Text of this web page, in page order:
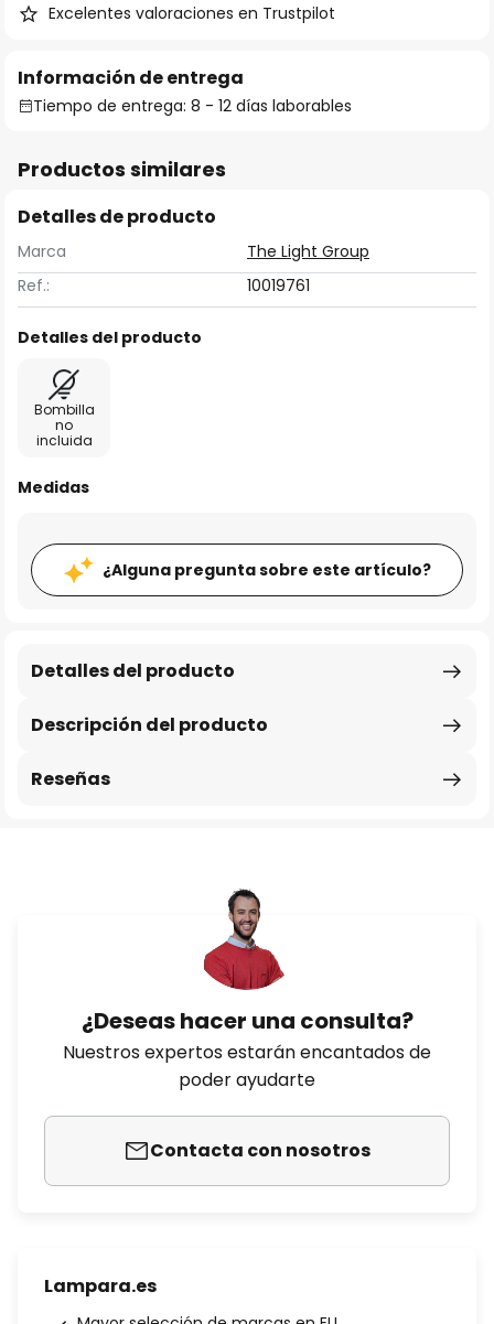
Excelentes valoraciones en Trustpilot
Información de entrega
Tiempo de entrega: 8 - 12 días laborables
Productos similares
Detalles de producto
Marca
The Light Group
Ref.:
10019761
Detalles del producto
Bombilla
no
incluida
Medidas
¿Alguna pregunta sobre este artículo?
Descripción del producto
Detalles del producto
Reseñas
¿Deseas hacer una consulta?
Nuestros expertos estarán encantados de
poder ayudarte
Contacta con nosotros
Lampara.es